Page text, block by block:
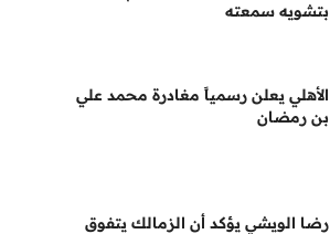
بتشويه سمعته
الأهلي يعلن رسمياً مغادرة محمد علي
بن رمضان
رضا الويشي يؤكد أن الزمالك يتفوق